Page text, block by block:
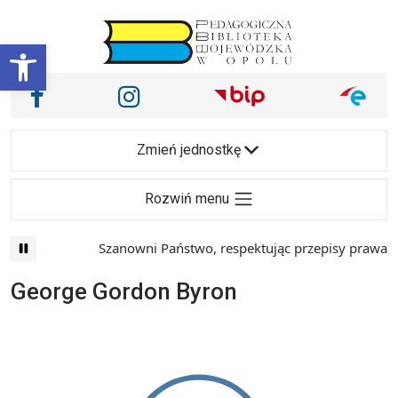
Otwórz pasek narzędzi
Main Navigation
Nasze media społecznościowe i inne
Facebook Instagram
Zmień jednostkę
Rozwiń menu
Szanowni Państwo, respektując przepisy prawa i
George Gordon Byron